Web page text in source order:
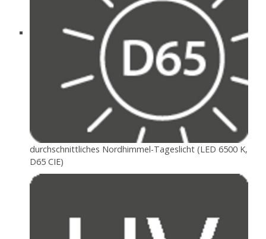
durchschnittliches Nordhimmel-Tageslicht (LED 6500 K,
D65 CIE)